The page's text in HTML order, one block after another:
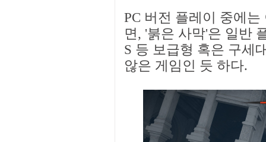
PC 버전 플레이 중에
면, '붉은 사막'은 일반
S 등 보급형 혹은 구세
않은 게임인 듯 하다.